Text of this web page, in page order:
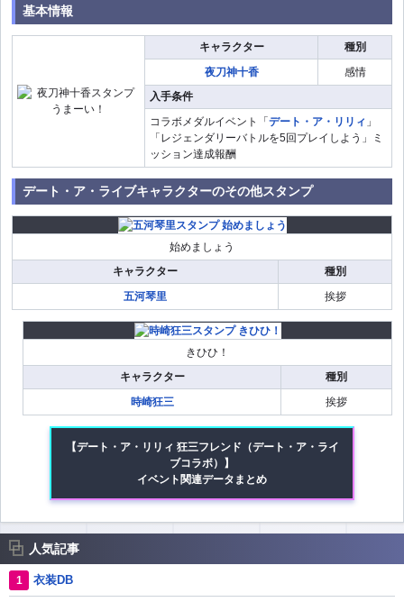
基本情報
キャラクター
種別
夜刀神十香
感情
入手条件
コラボメダルイベント「 デート・ア・リリィ 」
「レジェンダリーバトルを5回プレイしよう」ミ
ッション達成報酬
デート・ア・ライブキャラクターのその他スタンプ
始めましょう
キャラクター
種別
五河琴里
挨拶
きひひ！
キャラクター
種別
時崎狂三
挨拶
【デート・ア・リリィ 狂三フレンド（デート・ア・ライ
ブコラボ）】
イベント関連データまとめ
人気記事
衣装DB